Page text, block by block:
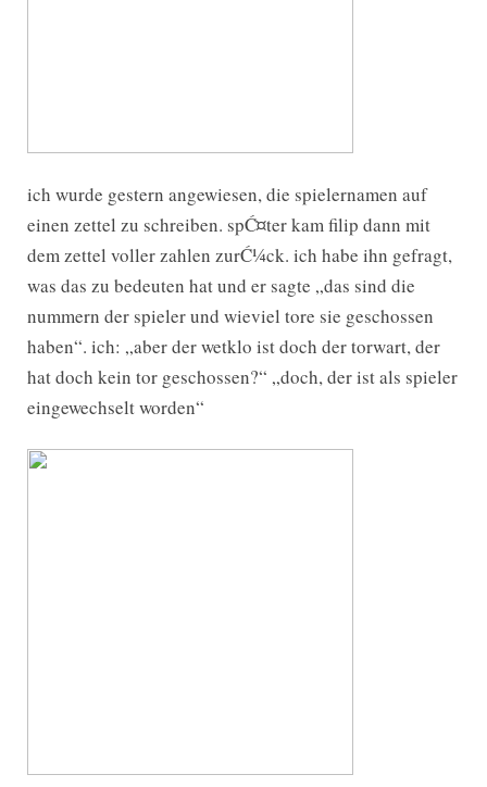
ich wurde gestern angewiesen, die spielernamen auf
einen zettel zu schreiben. spĆ¤ter kam filip dann mit
dem zettel voller zahlen zurĆ¼ck. ich habe ihn gefragt,
was das zu bedeuten hat und er sagte „das sind die
nummern der spieler und wieviel tore sie geschossen
haben“. ich: „aber der wetklo ist doch der torwart, der
hat doch kein tor geschossen?“ „doch, der ist als spieler
eingewechselt worden“